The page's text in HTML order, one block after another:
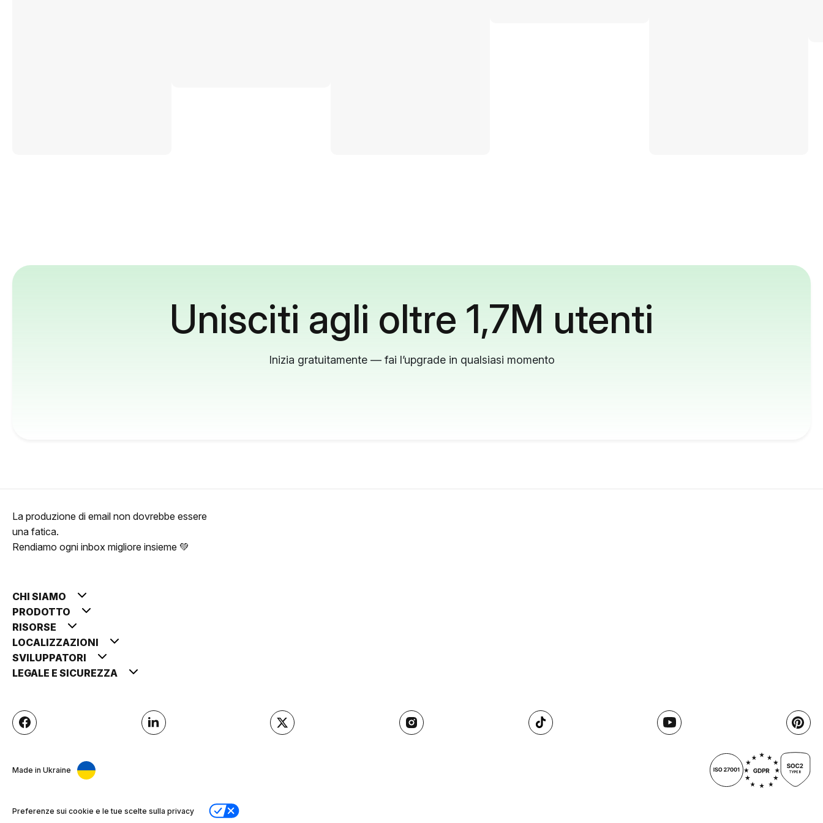
Unisciti agli oltre 1,7M utenti
Inizia gratuitamente — fai l’upgrade in qualsiasi momento
La produzione di email non dovrebbe essere
una fatica.
Rendiamo ogni inbox migliore insieme 💚
CHI SIAMO
PRODOTTO
RISORSE
LOCALIZZAZIONI
SVILUPPATORI
LEGALE E SICUREZZA
Made in Ukraine
Preferenze sui cookie e le tue scelte sulla privacy